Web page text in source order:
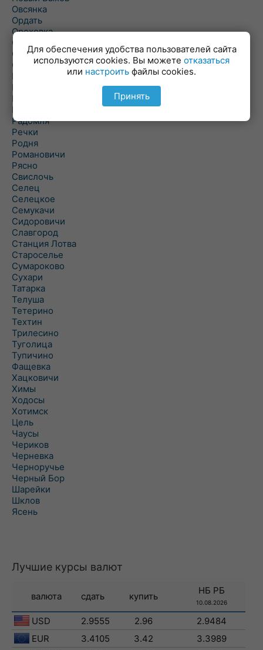
Овсянка
Ордать
Ореховка
Осиновка
Осиповичи
Осово
Павловичи
Паршино
Петуховка
Пудовня
Радомля
Речки
Родня
Романовичи
Рясно
Свислочь
Селец
Селецкое
Семукачи
Сидоровичи
Славгород
Станция Лотва
Староселье
Сумароково
Сухари
Татарка
Телуша
Тетерино
Техтин
Трилесино
Туголица
Тупичино
Фащевка
Хацковичи
Химы
Ходосы
Хотимск
Цель
Чаусы
Чериков
Черневка
Черноручье
Черный Бор
Шарейки
Шклов
Ясень
Лучшие курсы валют
валюта сдать купить
НБ РБ
10.08.2026
USD 2.9555 2.96
2.9484
EUR
3.4105 3.42
3.3989
Для обеспечения удобства пользователей сайта
используются cookies. Вы можете отказаться
или настроить файлы cookies.
Принять